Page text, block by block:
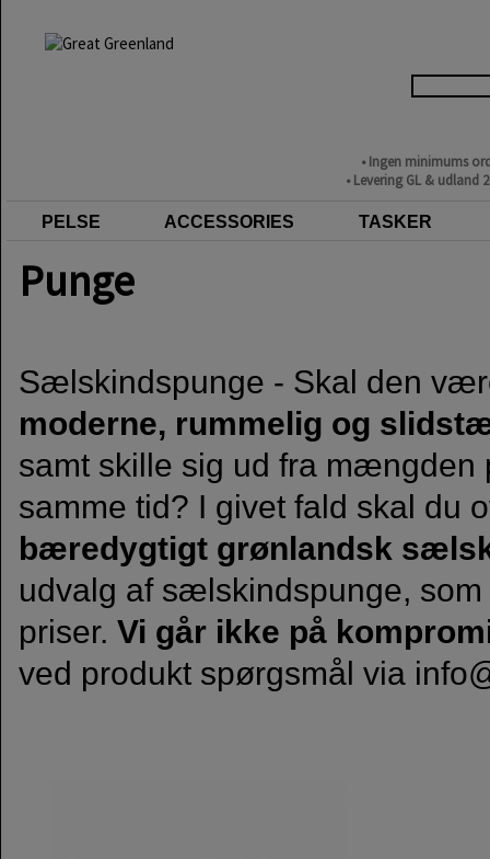
• Ingen minimums
• Levering GL & udland
PELSE ACCESSORIES TASKER
Punge
Sælskindspunge - Skal den
moderne, rummelig og
samt skille sig ud fra mængden
samme tid? I givet fald skal du
bæredygtigt grønlandsk
udvalg af sælskindspunge,
priser. Vi går ikke på
ved produkt spørgsmål via